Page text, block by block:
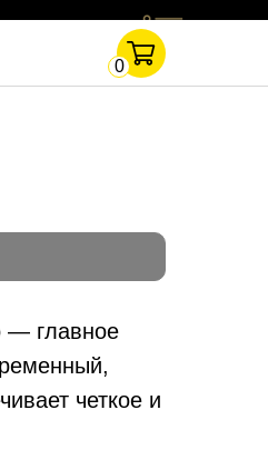
0
— главное
четкое и